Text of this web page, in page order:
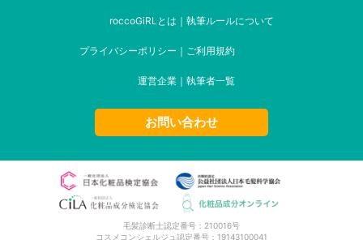
roccoGiRLとは ｜ 執筆ルールについて
プライバシーポリシー ｜ ご利用規約
運営企業 ｜ 執筆者一覧
お問い合わせ
毛髪診断士認定番号：210016号
コスメコンシェルジュ認定番号：19143100041